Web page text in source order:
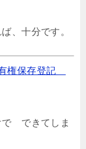
、十分です。
権保存登記
で できてしま